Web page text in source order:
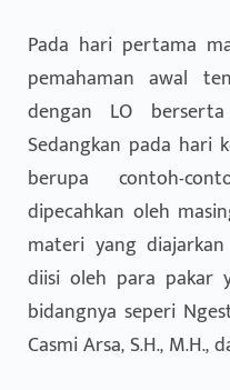
Pada hari pertama
pemahaman awal
dengan LO berserta
Sedangkan pada hari
berupa contoh-
dipecahkan oleh
materi yang
diisi oleh para pakar
bidangnya seperi
Casmi Arsa, S.H., M.H.,